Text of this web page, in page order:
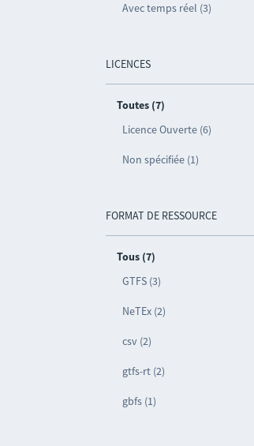
Avec temps réel (3)
LICENCES
Toutes (7)
Licence Ouverte (6)
Non spécifiée (1)
FORMAT DE RESSOURCE
Tous (7)
GTFS (3)
NeTEx (2)
csv (2)
gtfs-rt (2)
gbfs (1)